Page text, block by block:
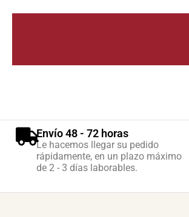
Envío 48 - 72 horas
Le hacemos llegar su pedido
rápidamente, en un plazo máximo
de 2 - 3 días laborables.